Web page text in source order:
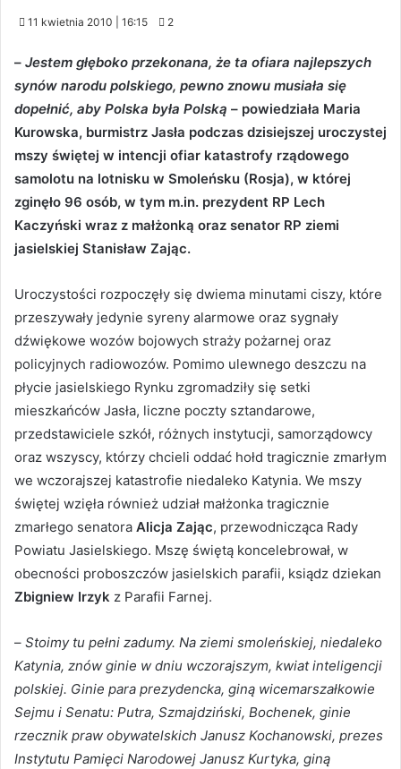
11 kwietnia 2010 | 16:15 2
– Jestem głęboko przekonana, że ta ofiara najlepszych
synów narodu polskiego, pewno znowu musiała się
dopełnić, aby Polska była Polską – powiedziała Maria
Kurowska, burmistrz Jasła podczas dzisiejszej uroczystej
mszy świętej w intencji ofiar katastrofy rządowego
samolotu na lotnisku w Smoleńsku (Rosja), w której
zginęło 96 osób, w tym m.in. prezydent RP Lech
Kaczyński wraz z małżonką oraz senator RP ziemi
jasielskiej Stanisław Zając.
Uroczystości rozpoczęły się dwiema minutami ciszy, które
przeszywały jedynie syreny alarmowe oraz sygnały
dźwiękowe wozów bojowych straży pożarnej oraz
policyjnych radiowozów. Pomimo ulewnego deszczu na
płycie jasielskiego Rynku zgromadziły się setki
mieszkańców Jasła, liczne poczty sztandarowe,
przedstawiciele szkół, różnych instytucji, samorządowcy
oraz wszyscy, którzy chcieli oddać hołd tragicznie zmarłym
we wczorajszej katastrofie niedaleko Katynia. We mszy
świętej wzięła również udział małżonka tragicznie
zmarłego senatora Alicja Zając, przewodnicząca Rady
Powiatu Jasielskiego. Mszę świętą koncelebrował, w
obecności proboszczów jasielskich parafii, ksiądz dziekan
Zbigniew Irzyk z Parafii Farnej.
– Stoimy tu pełni zadumy. Na ziemi smoleńskiej, niedaleko
Katynia, znów ginie w dniu wczorajszym, kwiat inteligencji
polskiej. Ginie para prezydencka, giną wicemarszałkowie
Sejmu i Senatu: Putra, Szmajdziński, Bochenek, ginie
rzecznik praw obywatelskich Janusz Kochanowski, prezes
Instytutu Pamięci Narodowej Janusz Kurtyka, giną